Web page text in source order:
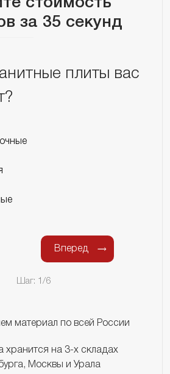
за 35 секунд
плиты вас
Вперед
Шаг: 1/6
материал по всей России
хранится на 3-х складах
Москвы и Урала